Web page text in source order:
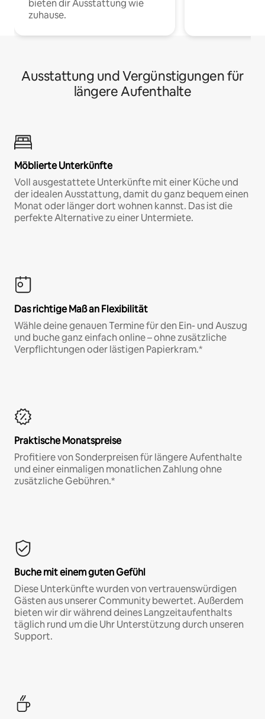
bieten dir Ausstattung wie
zuhause.
Ausstattung und Vergünstigungen für
längere Aufenthalte
Möblierte Unterkünfte
Voll ausgestattete Unterkünfte mit einer Küche und
der idealen Ausstattung, damit du ganz bequem einen
Monat oder länger dort wohnen kannst. Das ist die
perfekte Alternative zu einer Untermiete.
Das richtige Maß an Flexibilität
Wähle deine genauen Termine für den Ein- und Auszug
und buche ganz einfach online – ohne zusätzliche
Verpflichtungen oder lästigen Papierkram.*
Praktische Monatspreise
Profitiere von Sonderpreisen für längere Aufenthalte
und einer einmaligen monatlichen Zahlung ohne
zusätzliche Gebühren.*
Buche mit einem guten Gefühl
Diese Unterkünfte wurden von vertrauenswürdigen
Gästen aus unserer Community bewertet. Außerdem
bieten wir dir während deines Langzeitaufenthalts
täglich rund um die Uhr Unterstützung durch unseren
Support.